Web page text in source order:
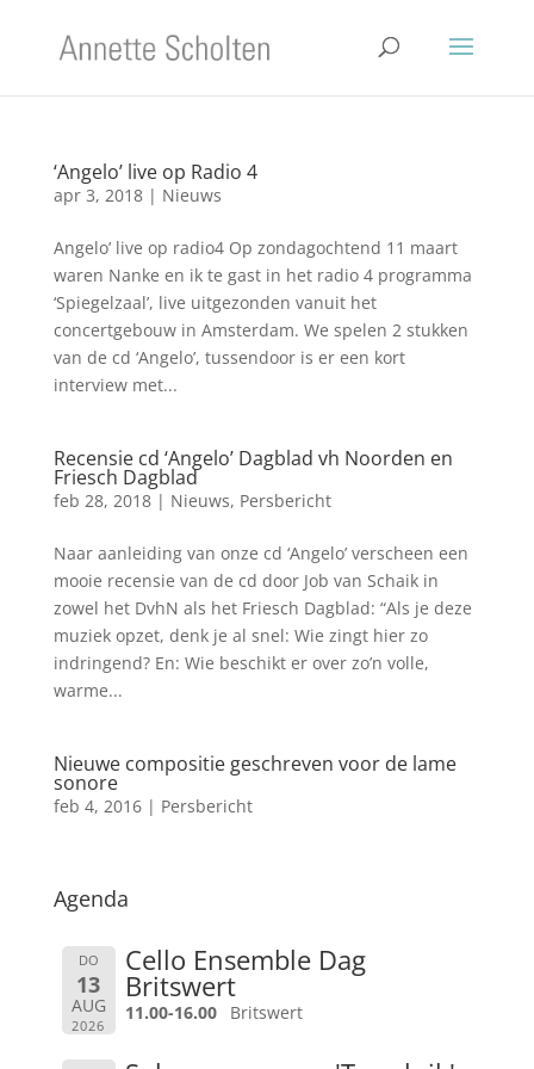
‘Angelo’ live op Radio 4
apr 3, 2018| Nieuws
Angelo’ live op radio4 Op zondagochtend 11 maart
waren Nanke en ik te gast in het radio 4 programma
‘Spiegelzaal’, live uitgezonden vanuit het
concertgebouw in Amsterdam. We spelen 2 stukken
van de cd ‘Angelo’, tussendoor is er een kort
interview met...
Recensie cd ‘Angelo’ Dagblad vh Noorden en
Friesch Dagblad
feb 28, 2018| Nieuws, Persbericht
Naar aanleiding van onze cd ‘Angelo’ verscheen een
mooie recensie van de cd door Job van Schaik in
zowel het DvhN als het Friesch Dagblad: “Als je deze
muziek opzet, denk je al snel: Wie zingt hier zo
indringend? En: Wie beschikt er over zo’n volle,
warme...
Nieuwe compositie geschreven voor de lame
sonore
feb 4, 2016| Persbericht
Agenda
DO
13
AUG
2026
Cello Ensemble Dag
Britswert
11.00-16.00 Britswert